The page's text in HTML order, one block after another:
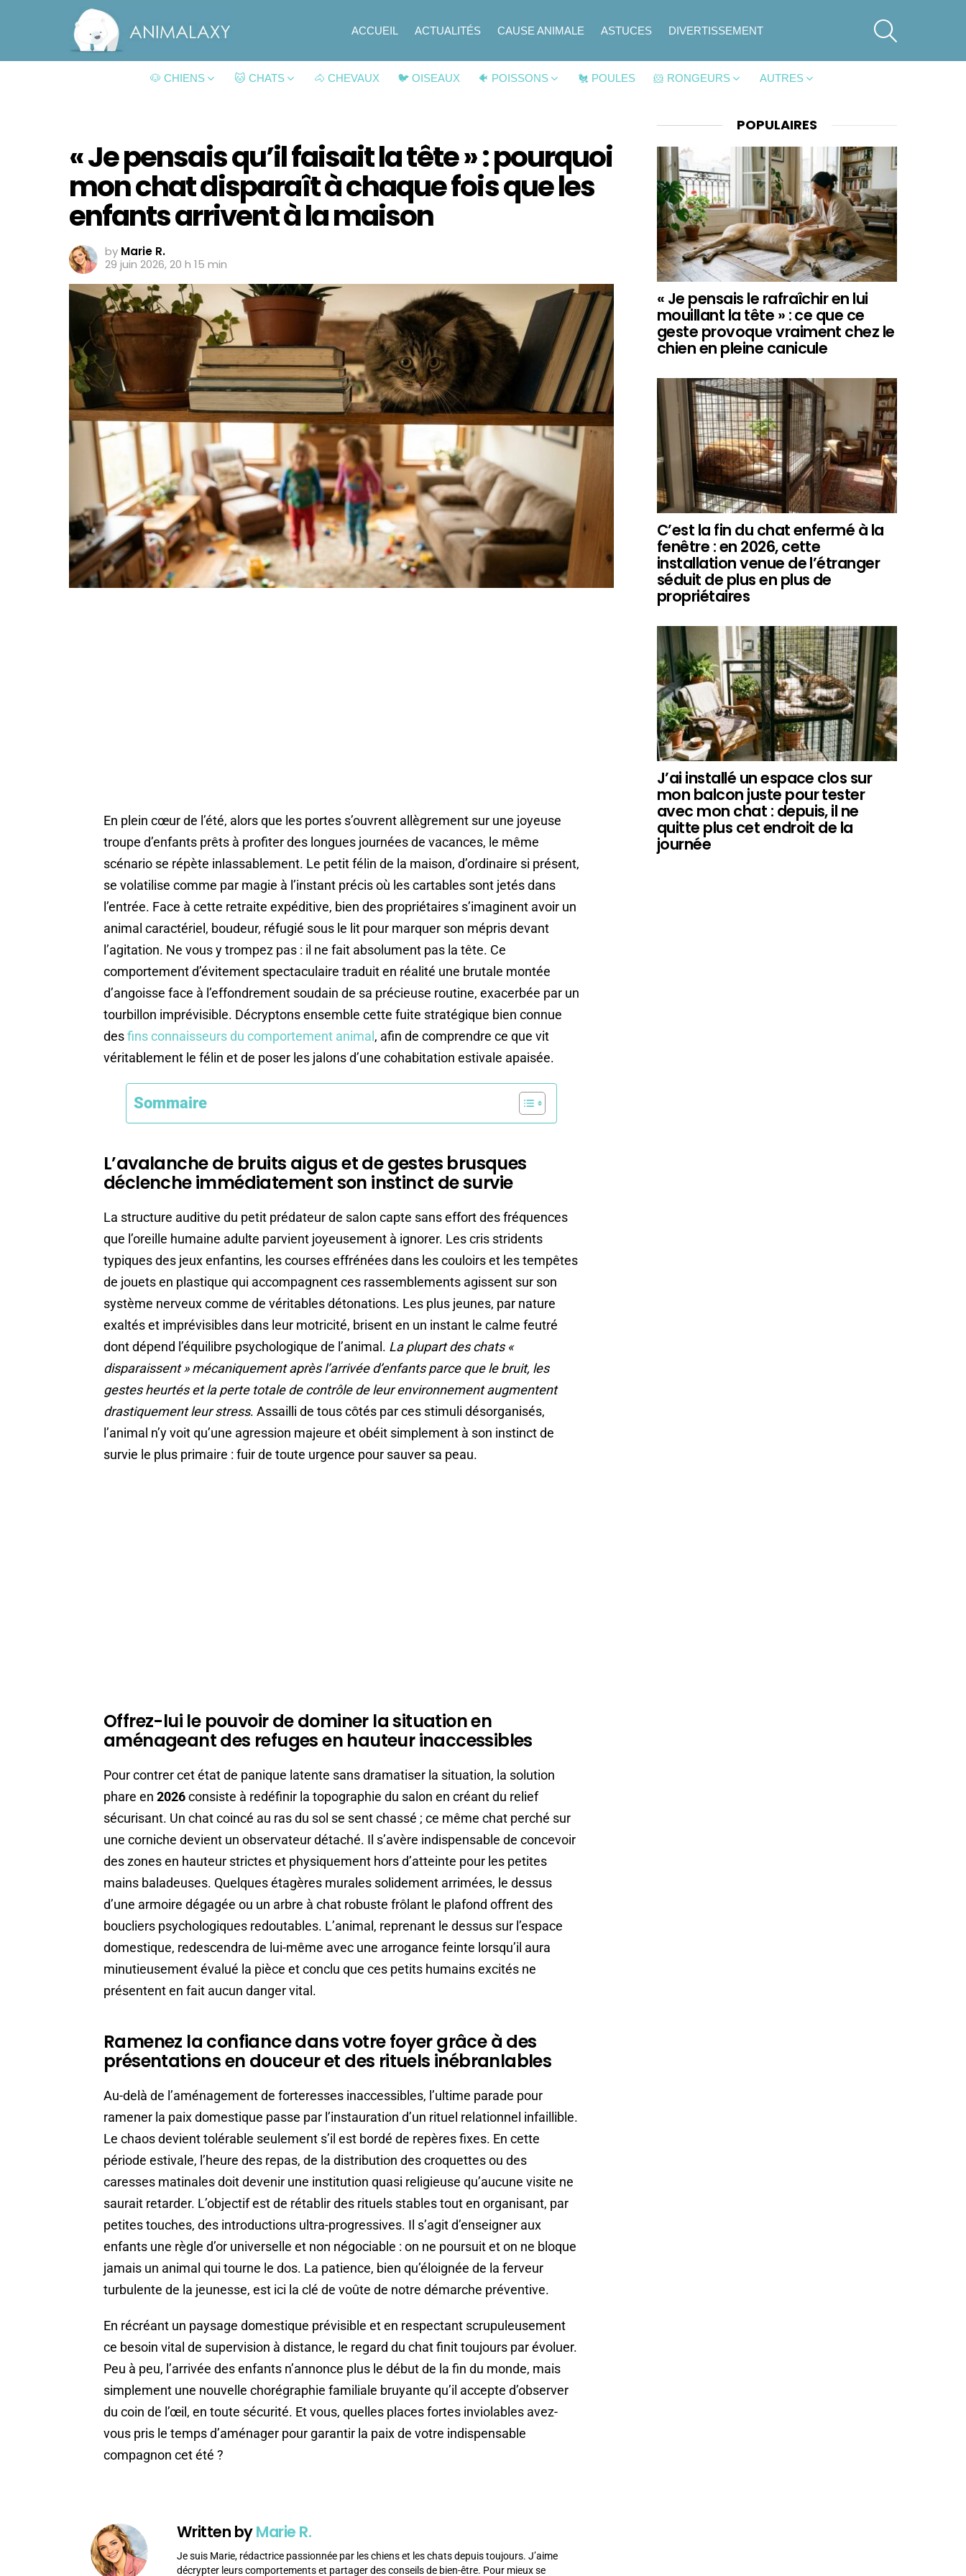
ACCUEIL ACTUALITÉS CAUSE ANIMALE ASTUCES DIVERTISSEMENT
🐶 CHIENS 🐱 CHATS 🐴 CHEVAUX 🐦 OISEAUX 🐠 POISSONS 🐔 POULES 🐹 RONGEURS AUTRES
« Je pensais qu’il faisait la tête » : pourquoi
mon chat disparaît à chaque fois que les
enfants arrivent à la maison
by Marie R.
29 juin 2026, 20 h 15 min
En plein cœur de l’été, alors que les portes s’ouvrent allègrement sur une joyeuse
troupe d’enfants prêts à profiter des longues journées de vacances, le même
scénario se répète inlassablement. Le petit félin de la maison, d’ordinaire si présent,
se volatilise comme par magie à l’instant précis où les cartables sont jetés dans
l’entrée. Face à cette retraite expéditive, bien des propriétaires s’imaginent avoir un
animal caractériel, boudeur, réfugié sous le lit pour marquer son mépris devant
l’agitation. Ne vous y trompez pas : il ne fait absolument pas la tête. Ce
comportement d’évitement spectaculaire traduit en réalité une brutale montée
d’angoisse face à l’effondrement soudain de sa précieuse routine, exacerbée par un
tourbillon imprévisible. Décryptons ensemble cette fuite stratégique bien connue
desfins connaisseurs du comportement animal , afin de comprendre ce que vit
véritablement le félin et de poser les jalons d’une cohabitation estivale apaisée.
Sommaire
L’avalanche de bruits aigus et de gestes brusques
déclenche immédiatement son instinct de survie
La structure auditive du petit prédateur de salon capte sans effort des fréquences
que l’oreille humaine adulte parvient joyeusement à ignorer. Les cris stridents
typiques des jeux enfantins, les courses effrénées dans les couloirs et les tempêtes
de jouets en plastique qui accompagnent ces rassemblements agissent sur son
système nerveux comme de véritables détonations. Les plus jeunes, par nature
exaltés et imprévisibles dans leur motricité, brisent en un instant le calme feutré
dont dépend l’équilibre psychologique de l’animal. La plupart des chats «
disparaissent » mécaniquement après l’arrivée d’enfants parce que le bruit, les
gestes heurtés et la perte totale de contrôle de leur environnement augmentent
drastiquement leur stress. Assailli de tous côtés par ces stimuli désorganisés,
l’animal n’y voit qu’une agression majeure et obéit simplement à son instinct de
survie le plus primaire : fuir de toute urgence pour sauver sa peau.
Offrez-lui le pouvoir de dominer la situation en
aménageant des refuges en hauteur inaccessibles
Pour contrer cet état de panique latente sans dramatiser la situation, la solution
phare en 2026consiste à redéfinir la topographie du salon en créant du relief
sécurisant. Un chat coincé au ras du sol se sent chassé ; ce même chat perché sur
une corniche devient un observateur détaché. Il s’avère indispensable de concevoir
des zones en hauteur strictes et physiquement hors d’atteinte pour les petites
mains baladeuses. Quelques étagères murales solidement arrimées, le dessus
d’une armoire dégagée ou un arbre à chat robuste frôlant le plafond offrent des
boucliers psychologiques redoutables. L’animal, reprenant le dessus sur l’espace
domestique, redescendra de lui-même avec une arrogance feinte lorsqu’il aura
minutieusement évalué la pièce et conclu que ces petits humains excités ne
présentent en fait aucun danger vital.
Ramenez la confiance dans votre foyer grâce à des
présentations en douceur et des rituels inébranlables
Au-delà de l’aménagement de forteresses inaccessibles, l’ultime parade pour
ramener la paix domestique passe par l’instauration d’un rituel relationnel infaillible.
Le chaos devient tolérable seulement s’il est bordé de repères fixes. En cette
période estivale, l’heure des repas, de la distribution des croquettes ou des
caresses matinales doit devenir une institution quasi religieuse qu’aucune visite ne
saurait retarder. L’objectif est de rétablir des rituels stables tout en organisant, par
petites touches, des introductions ultra-progressives. Il s’agit d’enseigner aux
enfants une règle d’or universelle et non négociable : on ne poursuit et on ne bloque
jamais un animal qui tourne le dos. La patience, bien qu’éloignée de la ferveur
turbulente de la jeunesse, est ici la clé de voûte de notre démarche préventive.
En récréant un paysage domestique prévisible et en respectant scrupuleusement
ce besoin vital de supervision à distance, le regard du chat finit toujours par évoluer.
Peu à peu, l’arrivée des enfants n’annonce plus le début de la fin du monde, mais
simplement une nouvelle chorégraphie familiale bruyante qu’il accepte d’observer
du coin de l’œil, en toute sécurité. Et vous, quelles places fortes inviolables avez-
vous pris le temps d’aménager pour garantir la paix de votre indispensable
compagnon cet été ?
Written byMarie R.
Je suis Marie, rédactrice passionnée par les chiens et les chats depuis toujours. J’aime
décrypter leurs comportements et partager des conseils de bien-être. Pour mieux se
POPULAIRES
« Je pensais le rafraîchir en lui
mouillant la tête » : ce que ce
geste provoque vraiment chez le
chien en pleine canicule
C’est la fin du chat enfermé à la
fenêtre : en 2026, cette
installation venue de l’étranger
séduit de plus en plus de
propriétaires
J’ai installé un espace clos sur
mon balcon juste pour tester
avec mon chat : depuis, il ne
quitte plus cet endroit de la
journée